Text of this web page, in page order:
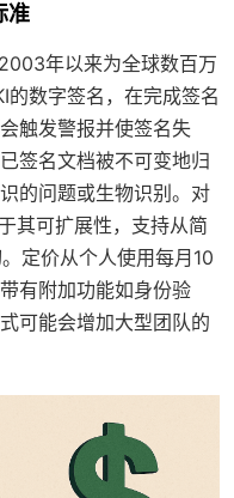
准
年以来为全球数百万
的数字签名，在完成签名
触发警报并使签名失
签名文档被不可变地归
的问题或生物识别。对
其可扩展性，支持从简
定价从个人使用每月10
有附加功能如身份验
可能会增加大型团队的